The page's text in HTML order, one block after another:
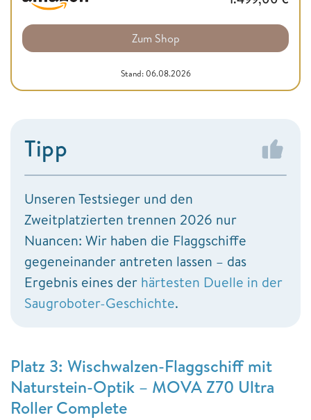
Zum Shop
Stand: 06.08.2026
Tipp
Unseren Testsieger und den
Zweitplatzierten trennen 2026 nur
Nuancen: Wir haben die Flaggschiffe
gegeneinander antreten lassen – das
Ergebnis eines der härtesten Duelle in der
Saugroboter-Geschichte.
Platz 3: Wischwalzen-Flaggschiff mit
Naturstein-Optik – MOVA Z70 Ultra
Roller Complete